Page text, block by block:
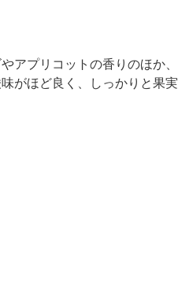
アプリコットの香りのほか、
がほど良く、しっかりと果実